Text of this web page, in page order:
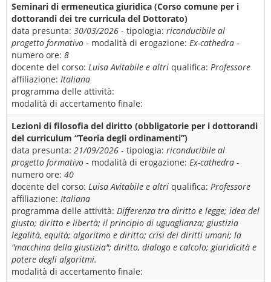
Seminari di ermeneutica giuridica (Corso comune per i
dottorandi dei tre curricula del Dottorato)
data presunta: 30/03/2026 - tipologia: riconducibile al
progetto formativo - modalità di erogazione: Ex-cathedra -
numero ore: 8
docente del corso: Luisa Avitabile e altri qualifica: Professore
affiliazione: Italiana
programma delle attività:
modalità di accertamento finale:
Lezioni di filosofia del diritto (obbligatorie per i dottorandi
del curriculum “Teoria degli ordinamenti”)
data presunta: 21/09/2026 - tipologia: riconducibile al
progetto formativo - modalità di erogazione: Ex-cathedra -
numero ore: 40
docente del corso: Luisa Avitabile e altri qualifica: Professore
affiliazione: Italiana
programma delle attività: Differenza tra diritto e legge; idea del
giusto; diritto e libertà; il principio di uguaglianza; giustizia
legalità, equità; algoritmo e diritto; crisi dei diritti umani; la
"macchina della giustizia"; diritto, dialogo e calcolo; giuridicità e
potere degli algoritmi.
modalità di accertamento finale: